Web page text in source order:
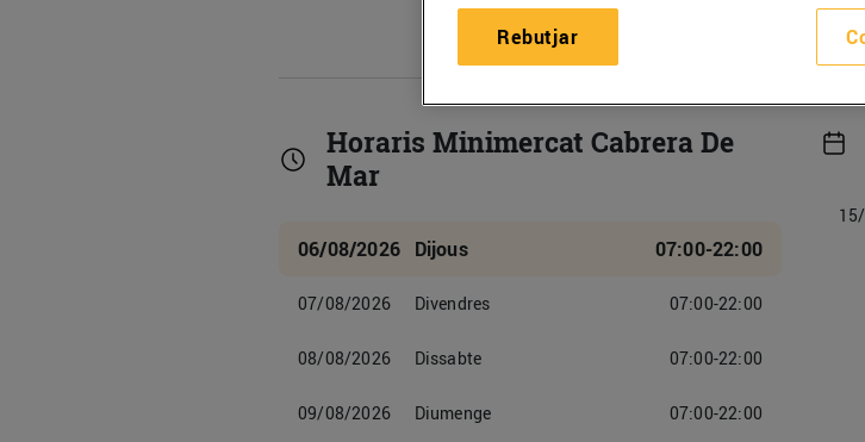
Horaris Minimercat Cabrera De
Mar
06/08/2026 Dijous 07:00-22:00
07/08/2026 Divendres 07:00-22:00
08/08/2026 Dissabte 07:00-22:00
09/08/2026 Diumenge 07:00-22:00
Rebutjar